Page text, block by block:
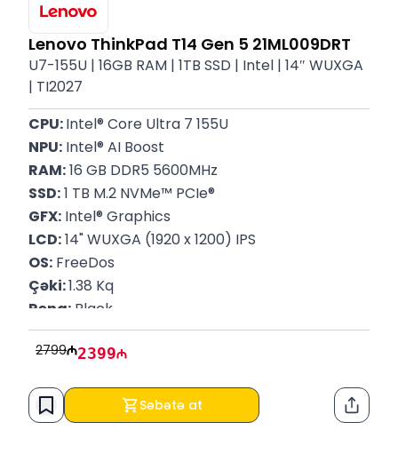
Lenovo ThinkPad T14 Gen 5 21ML009DRT
U7-155U | 16GB RAM | 1TB SSD | Intel | 14″ WUXGA
| TI2027
CPU: Intel® Core Ultra 7 155U
NPU: Intel® AI Boost
RAM: 16 GB DDR5 5600MHz
SSD: 1 TB M.2 NVMe™ PCIe®
GFX: Intel® Graphics
LCD: 14" WUXGA (1920 x 1200) IPS
OS: FreeDos
Çəki: 1.38 Kq
Rəng: Black
P/N: 21ML009DRT
Zəmanət: 12 Ay
2799 2399
Səbətə at